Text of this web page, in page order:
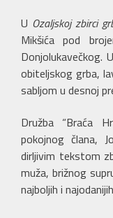
U Ozaljskoj zbirci
Mikšića pod
Donjolukavečkog.
obiteljskog grba,
sabljom u desnoj
Družba “Braća
pokojnog člana,
dirljivim tekstom
muža, brižnog
najboljih i